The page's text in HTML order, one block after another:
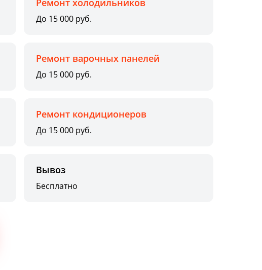
Ремонт холодильников
До 15 000 руб.
Ремонт варочных панелей
До 15 000 руб.
Ремонт кондиционеров
До 15 000 руб.
Вывоз
Бесплатно